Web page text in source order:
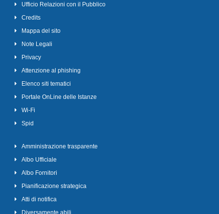
Ufficio Relazioni con il Pubblico
Credits
Mappa del sito
Note Legali
Privacy
Attenzione al phishing
Elenco siti tematici
Portale OnLine delle Istanze
Wi-Fi
Spid
Amministrazione trasparente
Albo Ufficiale
Albo Fornitori
Pianificazione strategica
Atti di notifica